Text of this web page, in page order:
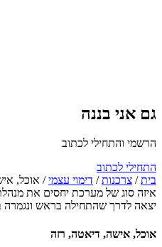
גם אני בננה
הרשמי והתחילי לכתוב
התחילי לכתוב
בית/ צרכנות/ דימוי עצמי/ אוכל,
איזה סוג של מערכת יחסים את
יצאה לדרך שהתחילה בראש ונגמרה
אוכל, אישה, דיאטה, רזה